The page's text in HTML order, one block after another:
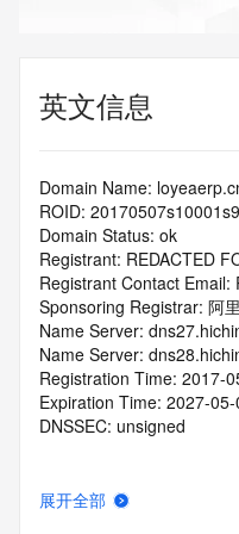
英文信息
Domain Name:
ROID:
Domain Status: ok
Registrant: REDACTED
Registrant Contact Email:
Sponsoring Registrar: 阿
Name Server:
Name Server:
Registration Time: 2017-
Expiration Time: 2027-
DNSSEC: unsigned
展开全部